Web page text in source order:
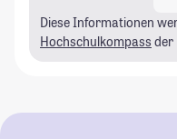
Diese Informationen
Hochschulkompass der